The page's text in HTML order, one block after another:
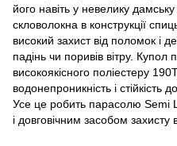
його навіть у невелику
скловолокна в конструкції
високий захист від поломок і
падінь чи поривів вітру. Купол
високоякісного поліестеру
водонепроникність і стійкість
Усе це робить парасолю Semi
і довговічним засобом захисту